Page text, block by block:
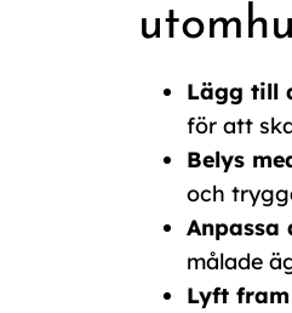
Lägg till
för att
Belys
och
Anpassa
målade
Lyft